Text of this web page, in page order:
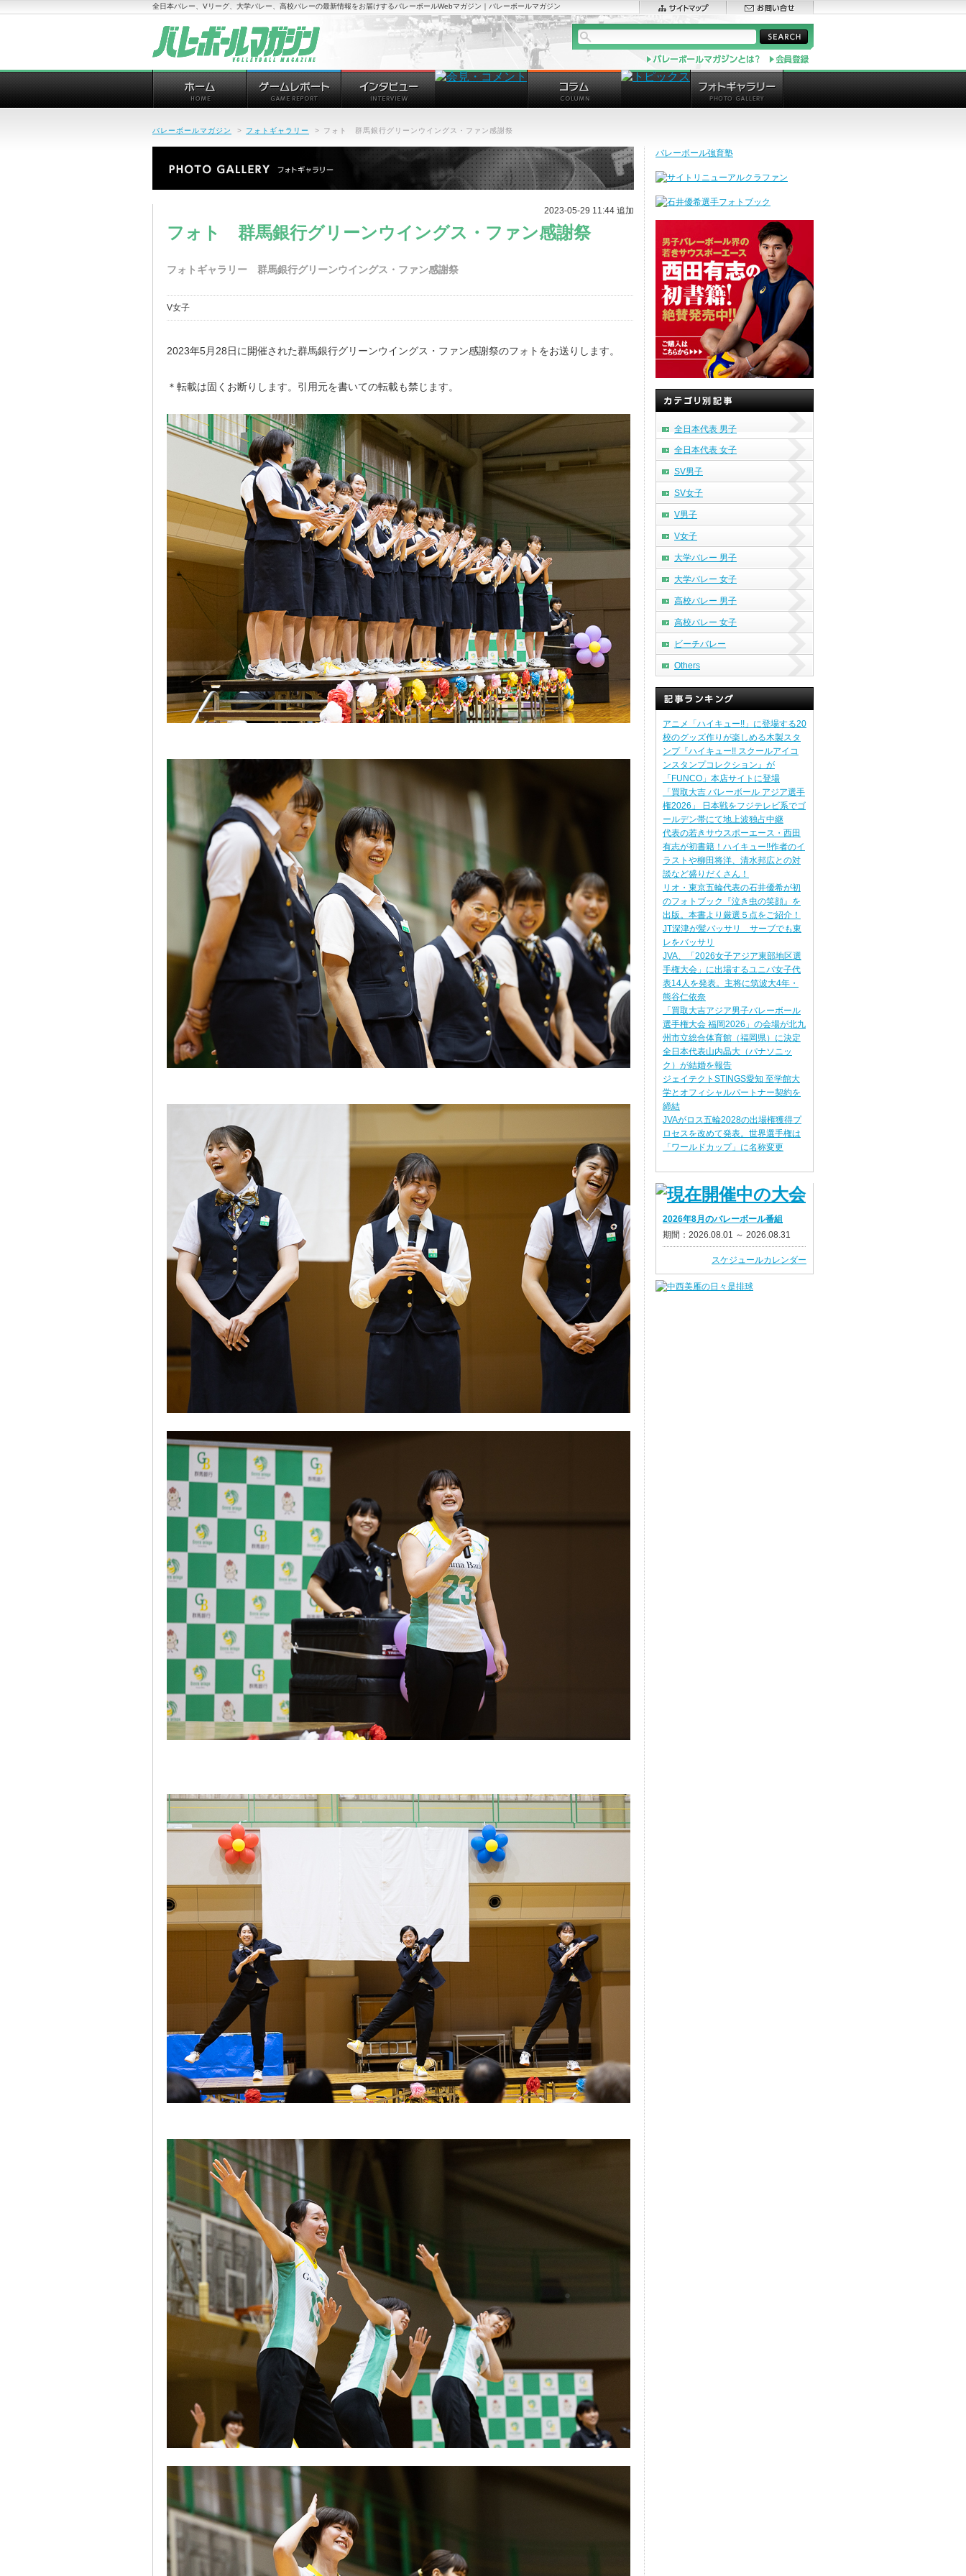
全日本バレー、Vリーグ、大学バレー、高校バレーの最新情報をお届けするバレーボールWebマガジン｜バレーボールマガジン
バレーボールマガジン > フォトギャラリー > フォト 群馬銀行グリーンウイングス・ファン感謝祭
2023-05-29 11:44 追加
フォト 群馬銀行グリーンウイングス・ファン感謝祭
フォトギャラリー 群馬銀行グリーンウイングス・ファン感謝祭
V女子
2023年5月28日に開催された群馬銀行グリーンウイングス・ファン感謝祭のフォトをお送りします。
＊転載は固くお断りします。引用元を書いての転載も禁じます。
バレーボール強育塾
全日本代表 男子
全日本代表 女子
SV男子
SV女子
V男子
V女子
大学バレー 男子
大学バレー 女子
高校バレー 男子
高校バレー 女子
ビーチバレー
Others
アニメ「ハイキュー!!」に登場する20
校のグッズ作りが楽しめる木製スタ
ンプ『ハイキュー!! スクールアイコ
ンスタンプコレクション』が
「FUNCO」本店サイトに登場
「買取大吉 バレーボール アジア選手
権2026」 日本戦をフジテレビ系でゴ
ールデン帯にて地上波独占中継
代表の若きサウスポーエース・西田
有志が初書籍！ハイキュー!!作者のイ
ラストや柳田将洋、清水邦広との対
談など盛りだくさん！
リオ・東京五輪代表の石井優希が初
のフォトブック『泣き虫の笑顔』を
出版。本書より厳選５点をご紹介！
JT深津が髪バッサリ サーブでも東
レをバッサリ
JVA、「2026女子アジア東部地区選
手権大会」に出場するユニバ女子代
表14人を発表。主将に筑波大4年・
熊谷仁依奈
「買取大吉アジア男子バレーボール
選手権大会 福岡2026」の会場が北九
州市立総合体育館（福岡県）に決定
全日本代表山内晶大（パナソニッ
ク）が結婚を報告
ジェイテクトSTINGS愛知 至学館大
学とオフィシャルパートナー契約を
締結
JVAがロス五輪2028の出場権獲得プ
ロセスを改めて発表。世界選手権は
「ワールドカップ」に名称変更
2026年8月のバレーボール番組
期間：2026.08.01 ～ 2026.08.31
スケジュールカレンダー